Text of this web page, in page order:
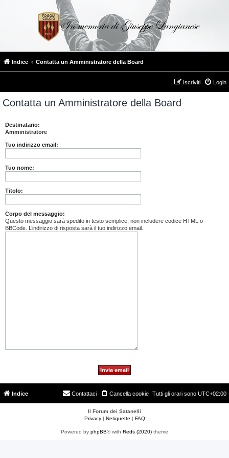
Indice Contatta un Amministratore della Board
Login
Iscriviti
Contatta un Amministratore della Board
Destinatario:
Amministratore
Tuo indirizzo email:
Tuo nome:
Titolo:
Corpo del messaggio:
Questo messaggio sarà spedito in testo semplice, non includere codice HTML o
BBCode. L’indirizzo di risposta sarà il tuo indirizzo email.
Indice Tutti gli orari sono UTC+02:00
Cancella cookie
Contattaci
Il Forum dei Satanelli
Privacy| Netiquette | FAQ
Powered by phpBB® with Reds (2020) theme